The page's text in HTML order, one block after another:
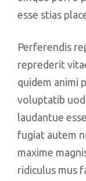
esse stias
Perferendis
reprederit
quidem animi
voluptatib
laudantue
fugiat autem
maxime
ridiculus mus